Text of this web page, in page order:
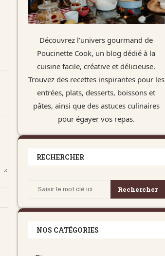
Découvrez l'univers gourmand de
Poucinette Cook, un blog dédié à la
cuisine facile, créative et délicieuse.
Trouvez des recettes inspirantes pour les
entrées, plats, desserts, boissons et
pâtes, ainsi que des astuces culinaires
pour égayer vos repas.
RECHERCHER
Rechercher
NOS CATÉGORIES